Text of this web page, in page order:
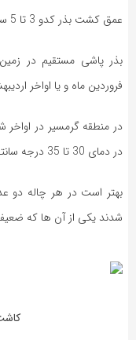
عمق کشت بذر کدو 3 تا 5 سانتی متر می باشد.
بذر پاشی مستقیم در
فروردین ماه و یا اواخر
در منطقه گرمسیر در
در دمای 30 تا 35 درجه سانتی گراد ظرف یک هفته اتفاق می افتد.
بهتر است در هر چاله دو
شدند یکی از آن ها که